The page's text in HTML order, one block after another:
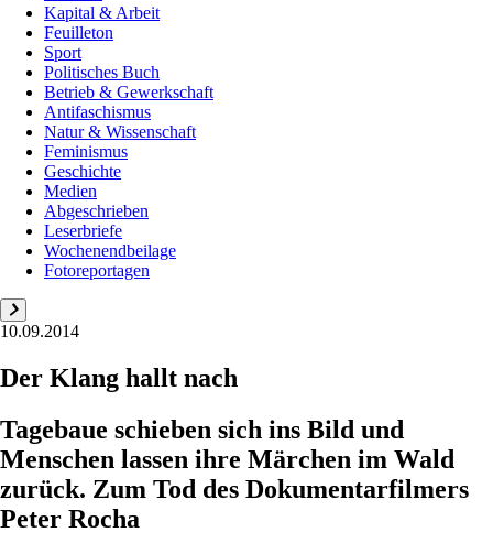
Kapital & Arbeit
Feuilleton
Sport
Politisches Buch
Betrieb & Gewerkschaft
Antifaschismus
Natur & Wissenschaft
Feminismus
Geschichte
Medien
Abgeschrieben
Leserbriefe
Wochenendbeilage
Fotoreportagen
10.09.2014
Der Klang hallt nach
Tagebaue schieben sich ins Bild und
Menschen lassen ihre Märchen im Wald
zurück. Zum Tod des Dokumentarfilmers
Peter Rocha